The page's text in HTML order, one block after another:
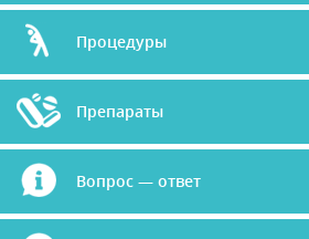
Процедуры
Препараты
Вопрос — ответ